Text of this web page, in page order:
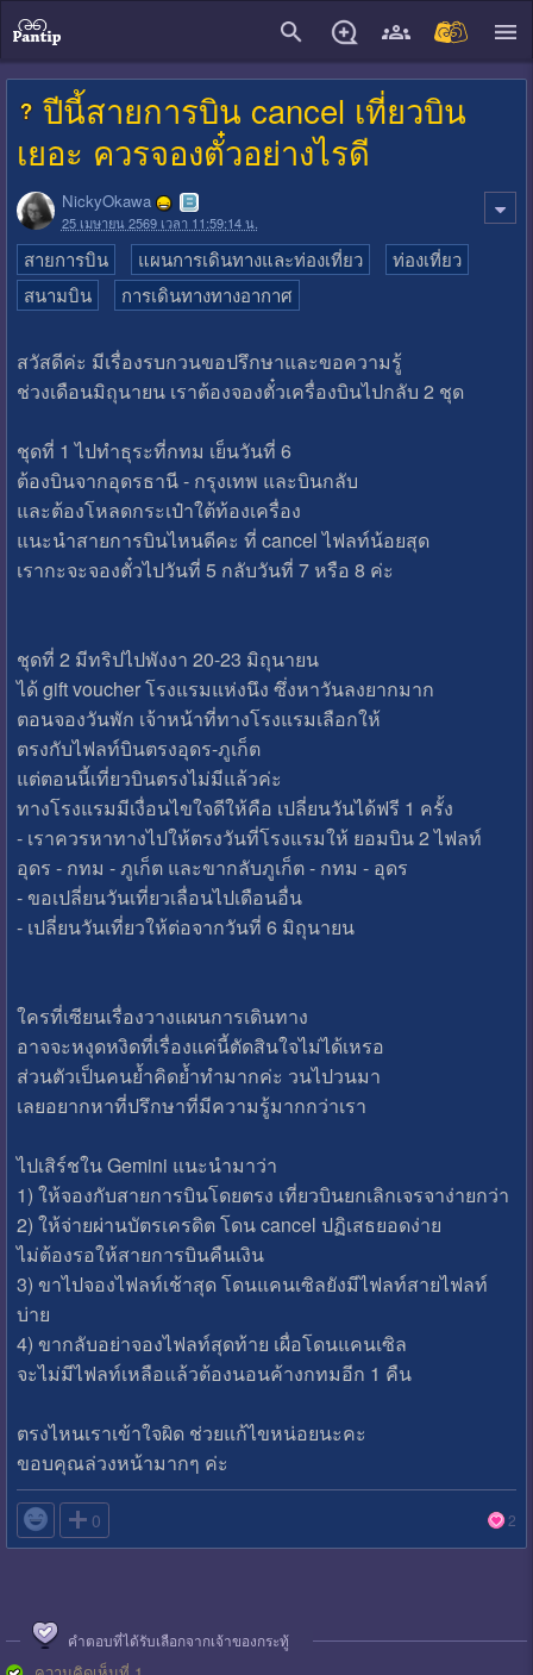
ปีนี้สายการบิน cancel เที่ยวบิน
เยอะ ควรจองตั๋วอย่างไรดี
NickyOkawa
25 เมษายน 2569 เวลา 11:59:14 น.
สายการบิน แผนการเดินทางและท่องเที่ยว
ท่องเที่ยว
สนามบิน
การเดินทางทางอากาศ
สวัสดีค่ะ มีเรื่องรบกวนขอปรึกษาและขอความรู้
ช่วงเดือนมิถุนายน เราต้องจองตั๋วเครื่องบินไปกลับ 2 ชุด
ชุดที่ 1 ไปทำธุระที่กทม เย็นวันที่ 6
ต้องบินจากอุดรธานี - กรุงเทพ และบินกลับ
และต้องโหลดกระเป๋าใต้ท้องเครื่อง
แนะนำสายการบินไหนดีคะ ที่ cancel ไฟลท์น้อยสุด
เรากะจะจองตั๋วไปวันที่ 5 กลับวันที่ 7 หรือ 8 ค่ะ
ชุดที่ 2 มีทริปไปพังงา 20-23 มิถุนายน
ได้ gift voucher โรงแรมแห่งนึง ซึ่งหาวันลงยากมาก
ตอนจองวันพัก เจ้าหน้าที่ทางโรงแรมเลือกให้
ตรงกับไฟลท์บินตรงอุดร-ภูเก็ต
แต่ตอนนี้เที่ยวบินตรงไม่มีแล้วค่ะ
ทางโรงแรมมีเงื่อนไขใจดีให้คือ เปลี่ยนวันได้ฟรี 1 ครั้ง
- เราควรหาทางไปให้ตรงวันที่โรงแรมให้ ยอมบิน 2 ไฟลท์
อุดร - กทม - ภูเก็ต และขากลับภูเก็ต - กทม - อุดร
- ขอเปลี่ยนวันเที่ยวเลื่อนไปเดือนอื่น
- เปลี่ยนวันเที่ยวให้ต่อจากวันที่ 6 มิถุนายน
ใครที่เซียนเรื่องวางแผนการเดินทาง
อาจจะหงุดหงิดที่เรื่องแค่นี้ตัดสินใจไม่ได้เหรอ
ส่วนตัวเป็นคนย้ำคิดย้ำทำมากค่ะ วนไปวนมา
เลยอยากหาที่ปรึกษาที่มีความรู้มากกว่าเรา
ไปเสิร์ชใน Gemini แนะนำมาว่า
1) ให้จองกับสายการบินโดยตรง เที่ยวบินยกเลิกเจรจาง่ายกว่า
2) ให้จ่ายผ่านบัตรเครดิต โดน cancel ปฏิเสธยอดง่าย
ไม่ต้องรอให้สายการบินคืนเงิน
3) ขาไปจองไฟลท์เช้าสุด โดนแคนเซิลยังมีไฟลท์สายไฟลท์
บ่าย
4) ขากลับอย่าจองไฟลท์สุดท้าย เผื่อโดนแคนเซิล
จะไม่มีไฟลท์เหลือแล้วต้องนอนค้างกทมอีก 1 คืน
ตรงไหนเราเข้าใจผิด ช่วยแก้ไขหน่อยนะคะ
ขอบคุณล่วงหน้ามากๆ ค่ะ
 0 2
คำตอบที่ได้รับเลือกจากเจ้าของกระทู้
close